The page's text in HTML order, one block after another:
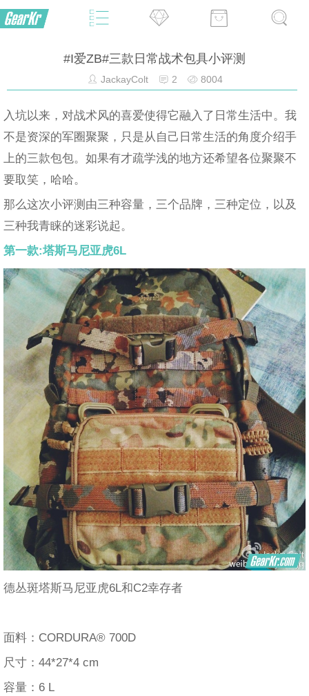
#I爱ZB#三款日常战术包具小评测
JackayColt 2 8004
入坑以来，对战术风的喜爱使得它融入了日常生活中。我
不是资深的军圈聚聚，只是从自己日常生活的角度介绍手
上的三款包包。如果有才疏学浅的地方还希望各位聚聚不
要取笑，哈哈。
那么这次小评测由三种容量，三个品牌，三种定位，以及
三种我青睐的迷彩说起。
第一款:塔斯马尼亚虎6L
德丛斑塔斯马尼亚虎6L和C2幸存者
面料：CORDURA® 700D
尺寸：44*27*4 cm
容量：6 L